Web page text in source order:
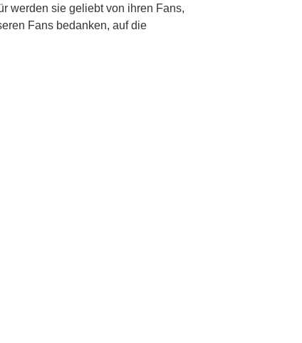
werden sie geliebt von ihren Fans,
Fans bedanken, auf die